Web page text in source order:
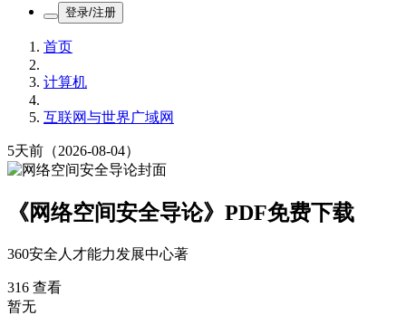
登录/注册
首页
计算机
互联网与世界广域网
5天前 （2026-08-04）
《网络空间安全导论》PDF免费下载
360安全⼈才能⼒发展中⼼著
316 查看
暂无